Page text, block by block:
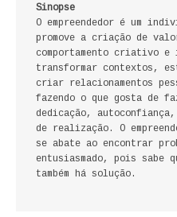
LITERATURA
BIOGRAFIA
FICÇÃO E ROMANCE
LABIRINTOS DE EROS
NOVA BIBLIOTECA COSMOS
Sinopse
O empreendedor é um
promove a criação de
comportamento criativo e
transformar contextos,
criar relacionamentos
fazendo o que gosta de
dedicação,
de realização. O
se abate ao encontrar
entusiasmado, pois sabe
também há solução.